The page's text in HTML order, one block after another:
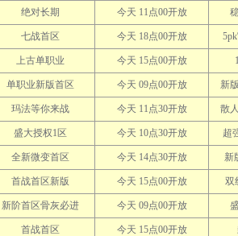
绝对长期 今天 11点00开放
七战首区 今天 18点00开放
上古单职业 今天 15点00开放
单职业新版首区 今天 09点00开放 新
玛法等你来战 今天 11点30开放 散
盛大授权1区 今天 10点30开放 超
全新微变首区 今天 14点30开放 新
首战首区新版 今天 15点00开放 双
新阶首区骨灰必进 今天 09点00开放
首战首区 今天 15点00开放